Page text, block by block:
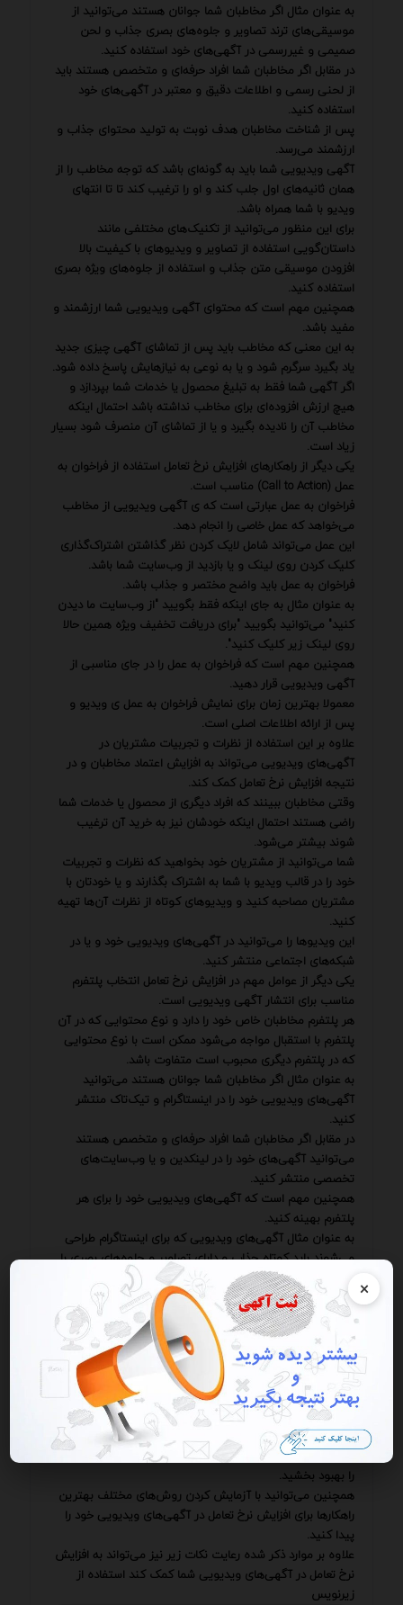
×
به عنوان مثال اگر مخاطبان شما جوانان هستند می‌توانید از
موسیقی‌های ترند تصاویر و جلوه‌های بصری جذاب و لحن
صمیمی و غیررسمی در آگهی‌های خود استفاده کنید.
در مقابل اگر مخاطبان شما افراد حرفه‌ای و متخصص هستند باید
از لحنی رسمی و اطلاعات دقیق و معتبر در آگهی‌های خود
استفاده کنید.
پس از شناخت مخاطبان هدف نوبت به تولید محتوای جذاب و
ارزشمند می‌رسد.
آگهی ویدیویی شما باید به گونه‌ای باشد که توجه مخاطب را از
همان ثانیه‌های اول جلب کند و او را ترغیب کند تا تا انتهای
ویدیو با شما همراه باشد.
برای این منظور می‌توانید از تکنیک‌های مختلفی مانند
داستان‌گویی استفاده از تصاویر و ویدیوهای با کیفیت بالا
افزودن موسیقی متن جذاب و استفاده از جلوه‌های ویژه بصری
استفاده کنید.
همچنین مهم است که محتوای آگهی ویدیویی شما ارزشمند و
مفید باشد.
به این معنی که مخاطب باید پس از تماشای آگهی چیزی جدید
یاد بگیرد سرگرم شود و یا به نوعی به نیازهایش پاسخ داده شود.
اگر آگهی شما فقط به تبلیغ محصول یا خدمات شما بپردازد و
هیچ ارزش افزوده‌ای برای مخاطب نداشته باشد احتمال اینکه
مخاطب آن را نادیده بگیرد و یا از تماشای آن منصرف شود بسیار
زیاد است.
یکی دیگر از راهکارهای افزایش نرخ تعامل استفاده از فراخوان به
عمل (Call to Action) مناسب است.
فراخوان به عمل عبارتی است که ی آگهی ویدیویی از مخاطب
می‌خواهد که عمل خاصی را انجام دهد.
این عمل می‌تواند شامل لایک کردن نظر گذاشتن اشتراک‌گذاری
کلیک کردن روی لینک و یا بازدید از وب‌سایت شما باشد.
فراخوان به عمل باید واضح مختصر و جذاب باشد.
به عنوان مثال به جای اینکه فقط بگویید "از وب‌سایت ما دیدن
کنید" می‌توانید بگویید "برای دریافت تخفیف ویژه همین حالا
روی لینک زیر کلیک کنید".
همچنین مهم است که فراخوان به عمل را در جای مناسبی از
آگهی ویدیویی قرار دهید.
معمولا بهترین زمان برای نمایش فراخوان به عمل ی ویدیو و
پس از ارائه اطلاعات اصلی است.
علاوه بر این استفاده از نظرات و تجربیات مشتریان در
آگهی‌های ویدیویی می‌تواند به افزایش اعتماد مخاطبان و در
نتیجه افزایش نرخ تعامل کمک کند.
وقتی مخاطبان ببینند که افراد دیگری از محصول یا خدمات شما
راضی هستند احتمال اینکه خودشان نیز به خرید آن ترغیب
شوند بیشتر می‌شود.
شما می‌توانید از مشتریان خود بخواهید که نظرات و تجربیات
خود را در قالب ویدیو با شما به اشتراک بگذارند و یا خودتان با
مشتریان مصاحبه کنید و ویدیوهای کوتاه از نظرات آن‌ها تهیه
کنید.
این ویدیوها را می‌توانید در آگهی‌های ویدیویی خود و یا در
شبکه‌های اجتماعی منتشر کنید.
یکی دیگر از عوامل مهم در افزایش نرخ تعامل انتخاب پلتفرم
مناسب برای انتشار آگهی ویدیویی است.
هر پلتفرم مخاطبان خاص خود را دارد و نوع محتوایی که در آن
پلتفرم با استقبال مواجه می‌شود ممکن است با نوع محتوایی
که در پلتفرم دیگری محبوب است متفاوت باشد.
به عنوان مثال اگر مخاطبان شما جوانان هستند می‌توانید
آگهی‌های ویدیویی خود را در اینستاگرام و تیک‌تاک منتشر
کنید.
در مقابل اگر مخاطبان شما افراد حرفه‌ای و متخصص هستند
می‌توانید آگهی‌های خود را در لینکدین و یا وب‌سایت‌های
تخصصی منتشر کنید.
همچنین مهم است که آگهی‌های ویدیویی خود را برای هر
پلتفرم بهینه کنید.
به عنوان مثال آگهی‌های ویدیویی که برای اینستاگرام طراحی
می‌شوند باید کوتاه جذاب و دارای تصاویر و جلوه‌های بصری با
کیفیت بالا باشند.
در مقابل آگهی‌های ویدیویی که برای یوتیوب طراحی می‌شوند
می‌توانند طولانی‌تر و دارای اطلاعات دقیق و جامع‌تری باشند.
پس از انتشار آگهی ویدیویی مهم است که عملکرد آن را به
طور مداوم پیگیری و تحلیل کنید.
با بررسی معیارهای مختلفی مانند تعداد بازدید نرخ کلیک نرخ
تعامل و نرخ تبدیل می‌توانید متوجه شوید که کدام بخش‌های
آگهی شما موفق بوده‌اند و کدام بخش‌ها نیاز به بهبود دارند.
این اطلاعات به شما کمک می‌کند تا در آگهی‌های ویدیویی
بعدی خود از اشتباهات گذشته اجتناب کنید و استراتژی‌های خود
را بهبود بخشید.
همچنین می‌توانید با آزمایش کردن روش‌های مختلف بهترین
راهکارها برای افزایش نرخ تعامل در آگهی‌های ویدیویی خود را
پیدا کنید.
علاوه بر موارد ذکر شده رعایت نکات زیر نیز می‌تواند به افزایش
نرخ تعامل در آگهی‌های ویدیویی شما کمک کند استفاده از
زیرنویس